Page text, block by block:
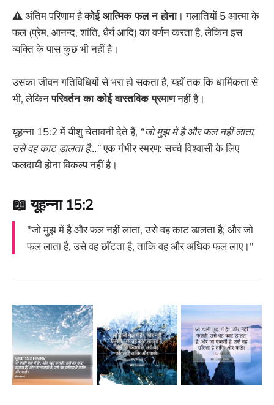
⚠️ अंतिम परिणाम हैकोई आत्मिक फल न होना। गलातियों 5 आत्मा के
फल (प्रेम, आनन्द, शांति, धैर्य आदि) का वर्णन करता है, लेकिन इस
व्यक्ति के पास कुछ भी नहीं है।
उसका जीवन गतिविधियों से भरा हो सकता है, यहाँ तक कि धार्मिकता से
भी, लेकिनपरिवर्तन का कोई वास्तविक प्रमाणनहीं है।
यूहन्ना 15:2 में यीशु चेतावनी देते हैं, “जो मुझ में है और फल नहीं लाता,
उसे वह काट डालता है…”एक गंभीर स्मरण: सच्चे विश्वासी के लिए
फलदायी होना विकल्प नहीं है।
📖 यूहन्ना 15:2
"जो मुझ में है और फल नहीं लाता, उसे वह काट डालता है; और जो
फल लाता है, उसे वह छाँटता है, ताकि वह और अधिक फल लाए।"